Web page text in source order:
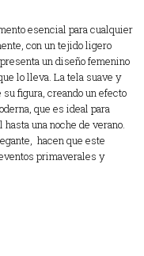
esencial para cualquier
con un tejido ligero
un diseño femenino
lo lleva. La tela suave y
figura, creando un efecto
que es ideal para
una noche de verano.
hacen que este
primaverales y